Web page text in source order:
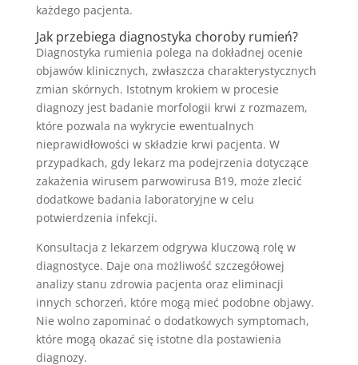
każdego pacjenta.
Jak przebiega diagnostyka choroby rumień?
Diagnostyka rumienia polega na dokładnej ocenie
objawów klinicznych, zwłaszcza charakterystycznych
zmian skórnych. Istotnym krokiem w procesie
diagnozy jest badanie morfologii krwi z rozmazem,
które pozwala na wykrycie ewentualnych
nieprawidłowości w składzie krwi pacjenta. W
przypadkach, gdy lekarz ma podejrzenia dotyczące
zakażenia wirusem parwowirusa B19, może zlecić
dodatkowe badania laboratoryjne w celu
potwierdzenia infekcji.
Konsultacja z lekarzem odgrywa kluczową rolę w
diagnostyce. Daje ona możliwość szczegółowej
analizy stanu zdrowia pacjenta oraz eliminacji
innych schorzeń, które mogą mieć podobne objawy.
Nie wolno zapominać o dodatkowych symptomach,
które mogą okazać się istotne dla postawienia
diagnozy.